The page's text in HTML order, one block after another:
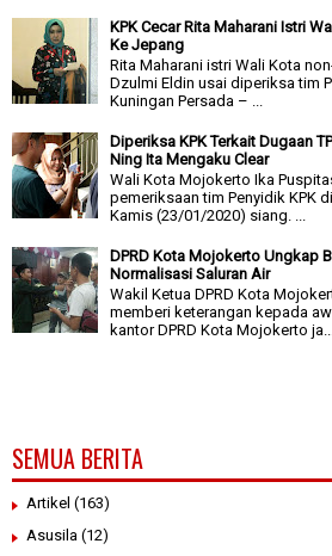
KPK Cecar Rita Maharani Istri
Ke Jepang
Rita Maharani istri Wali Kota
Dzulmi Eldin usai diperiksa tim
Kuningan Persada – ...
Diperiksa KPK Terkait Dugaan
Ning Ita Mengaku Clear
Wali Kota Mojokerto Ika
pemeriksaan tim Penyidik KPK
Kamis (23/01/2020) siang. ...
DPRD Kota Mojokerto Ungkap
Normalisasi Saluran Air
Wakil Ketua DPRD Kota
memberi keterangan kepada
kantor DPRD Kota Mojokerto
SEMUA BERITA
Artikel (163)
Asusila (12)